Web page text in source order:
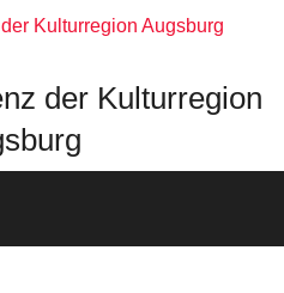
der Kulturregion